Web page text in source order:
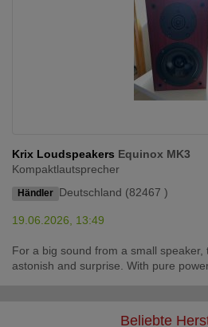
Krix Loudspeakers Equinox MK3
Kompaktlautsprecher
Händler Deutschland (82467 )
19.06.2026, 13:49
For a big sound from a small speaker,
astonish and surprise. With pure
Beliebte